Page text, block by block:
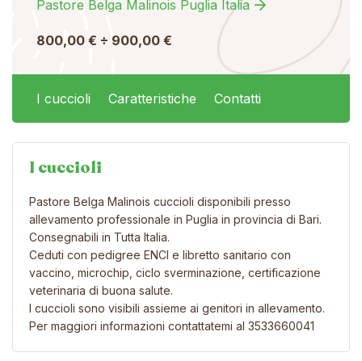
Pastore Belga Malinois Puglia Italia
800,00 € ÷ 900,00 €
I cuccioli Caratteristiche Contatti
I cuccioli
Pastore Belga Malinois cuccioli disponibili presso
allevamento professionale in Puglia in provincia di Bari.
Consegnabili in Tutta Italia.
Ceduti con pedigree ENCI e libretto sanitario con
vaccino, microchip, ciclo sverminazione, certificazione
veterinaria di buona salute.
I cuccioli sono visibili assieme ai genitori in allevamento.
Per maggiori informazioni contattatemi al 3533660041